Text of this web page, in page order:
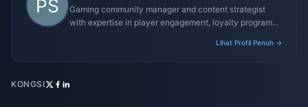
Gaming community manager and content strategist
with expertise in player engagement, loyalty programs,
Lihat Profil Penuh →
KONGSI